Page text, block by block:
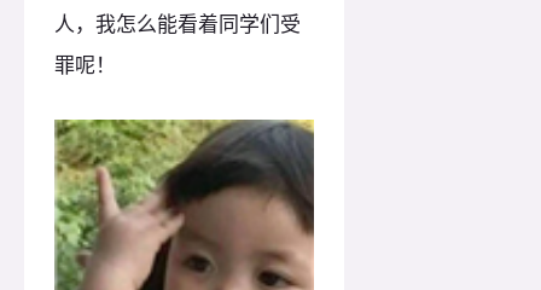
人，我怎么能看着同学们受
罪呢！